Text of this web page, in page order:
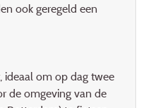
ook geregeld een
ideaal om op dag twee
de omgeving van de